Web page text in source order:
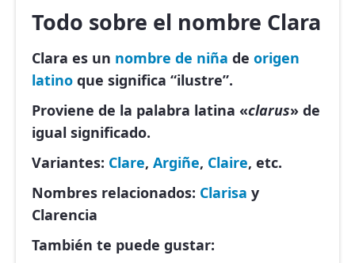
Todo sobre el nombre Clara
Clara es un nombre de niña de origen
latino que significa “ilustre”.
Proviene de la palabra latina «clarus» de
igual significado.
Variantes: Clare, Argiñe, Claire, etc.
Nombres relacionados: Clarisa y
Clarencia
También te puede gustar: